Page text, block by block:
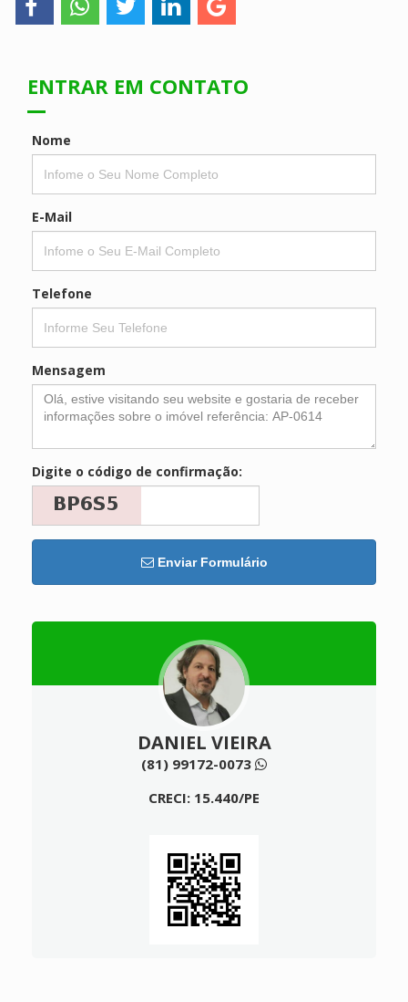
ENTRAR EM CONTATO
Nome
E-Mail
Telefone
Mensagem
Digite o código de confirmação:
Enviar Formulário
DANIEL VIEIRA
(81) 99172-0073
CRECI: 15.440/PE